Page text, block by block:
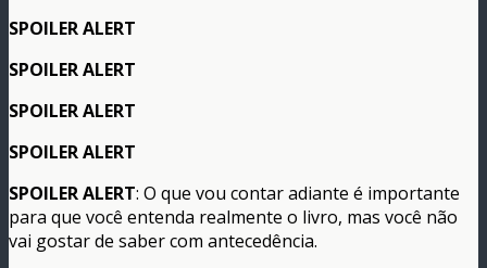
SPOILER ALERT
SPOILER ALERT
SPOILER ALERT
SPOILER ALERT
SPOILER ALERT: O que vou contar adiante é importante
para que você entenda realmente o livro, mas você não
vai gostar de saber com antecedência.